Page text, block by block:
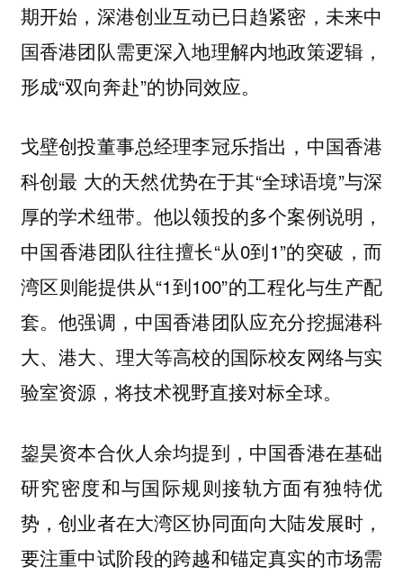
期开始，深港创业互动已日趋紧密，未来中
国香港团队需更深入地理解内地政策逻辑，
形成“双向奔赴”的协同效应。
戈壁创投董事总经理李冠乐指出，中国香港
科创最 大的天然优势在于其“全球语境”与深
厚的学术纽带。他以领投的多个案例说明，
中国香港团队往往擅长“从0到1”的突破，而
湾区则能提供从“1到100”的工程化与生产配
套。他强调，中国香港团队应充分挖掘港科
大、港大、理大等高校的国际校友网络与实
验室资源，将技术视野直接对标全球。
鋆昊资本合伙人余均提到，中国香港在基础
研究密度和与国际规则接轨方面有独特优
势，创业者在大湾区协同面向大陆发展时，
要注重中试阶段的跨越和锚定真实的市场需